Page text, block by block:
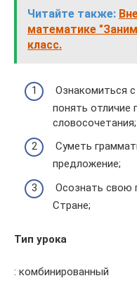
Читайте также:
математике
класс.
Ознакомиться
понять отличие
словосочетания;
Суметь
предложение;
Осознать свою
Стране;
Тип урока
: комбинированный